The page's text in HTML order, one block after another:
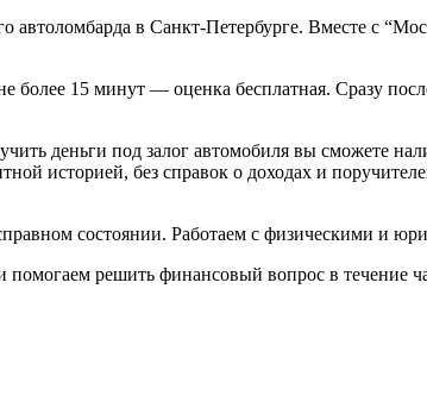
в Санкт-Петербурге. Вместе с
15 минут — оценка бесплатная. Сразу
деньги под залог автомобиля вы сможете
историей, без справок о доходах и
состоянии. Работаем с физическими и
решить финансовый вопрос в течение